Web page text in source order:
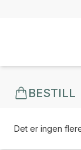
BESTILL
Det er ingen